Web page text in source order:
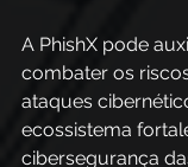
A PhishX pode
combater os
ataques
ecossistema
cibersegurança